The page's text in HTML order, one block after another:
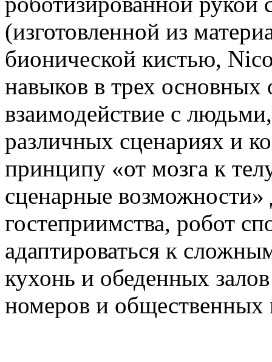
(изготовленной из
бионической кистью,
навыков в трех основных
взаимодействие с
различных сценариях и
принципу «от мозга к
сценарные возможности»
гостеприимства, робот
адаптироваться к
кухонь и обеденных
номеров и общественных